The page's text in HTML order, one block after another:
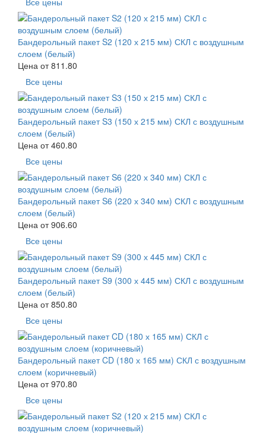
Бандерольный пакет S2 (120 х 215 мм) СКЛ с воздушным
слоем (белый)
Цена от811.80
Все цены
Бандерольный пакет S3 (150 х 215 мм) СКЛ с воздушным
слоем (белый)
Цена от460.80
Все цены
Бандерольный пакет S6 (220 х 340 мм) СКЛ с воздушным
слоем (белый)
Цена от906.60
Все цены
Бандерольный пакет S9 (300 х 445 мм) СКЛ с воздушным
слоем (белый)
Цена от850.80
Все цены
Бандерольный пакет CD (180 х 165 мм) СКЛ с воздушным
слоем (коричневый)
Цена от970.80
Все цены